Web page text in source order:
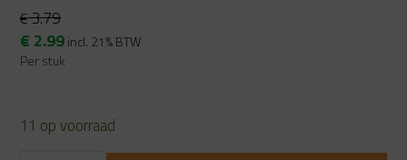
€3.79
Oorspronkelijke
prijs
€ 2.99Huidige
prijs
incl. 21% BTW
Per stuk
11 op voorraad